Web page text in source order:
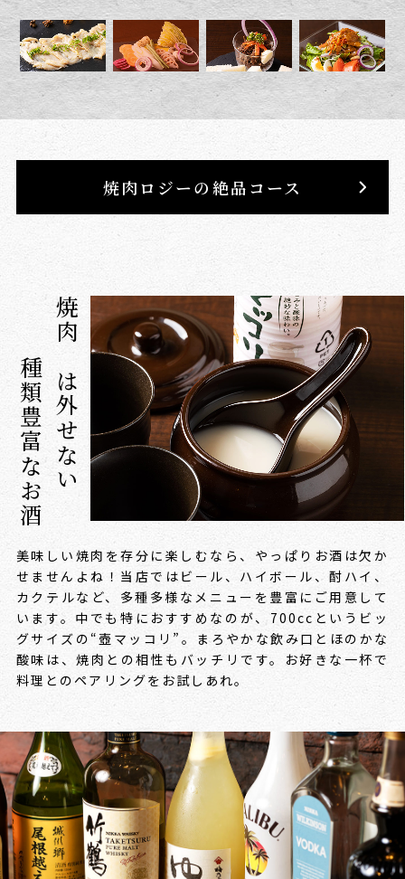
焼肉ロジーの絶品コース
焼肉には外せない
種類豊富なお酒
美味しい焼肉を存分に楽しむなら、やっぱりお酒は欠か
せませんよね！ 当店ではビール、ハイボール、酎ハイ、
カクテルなど、多種多様なメニューを豊富にご用意して
います。 中でも特におすすめなのが、700ccというビッ
グサイズの“壺マッコリ”。 まろやかな飲み口とほのかな
酸味は、焼肉との相性もバッチリです。
お好きな一杯で
料理とのペアリングをお試しあれ。